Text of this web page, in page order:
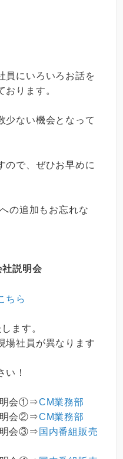
員にいろいろお話を
おります。
少ない機会となって
ので、ぜひお早めに
の追加もお忘れな
説明会
ちら
ます。
場社員が異なります
い！
明会①⇒CM業務部
明会②⇒CM業務部
明会③⇒ 国内番組販売